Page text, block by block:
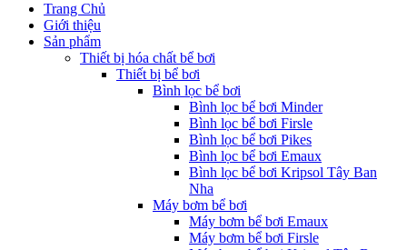
Trang Chủ
Giới thiệu
Sản phẩm
Thiết bị hóa chất bể bơi
Thiết bị bể bơi
Bình lọc bể bơi
Bình lọc bể bơi Minder
Bình lọc bể bơi Firsle
Bình lọc bể bơi Pikes
Bình lọc bể bơi Emaux
Bình lọc bể bơi Kripsol Tây Ban
Nha
Máy bơm bể bơi
Máy bơm bể bơi Emaux
Máy bơm bể bơi Firsle